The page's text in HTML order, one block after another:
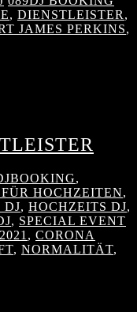
, DIENSTLEISTER ,
JAMES PERKINS,
,
HOCHZEITEN,
DJ, HOCHZEITS DJ,
, SPECIAL EVENT
2021 , CORONA
, NORMALITÄT,